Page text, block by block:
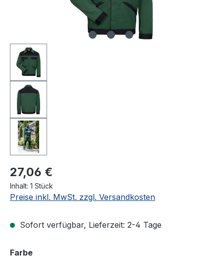
27,06 €
Inhalt: 1 Stück
Preise inkl. MwSt. zzgl. Versandkosten
Sofort verfügbar, Lieferzeit: 2-4 Tage
Farbeauswählen